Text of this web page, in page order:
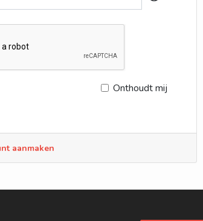
Onthoudt mij
aanmaken